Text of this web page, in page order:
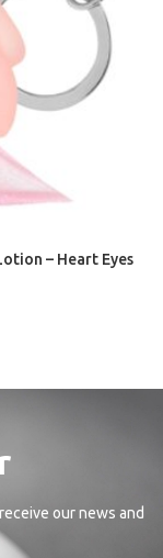
– Heart Eyes
our news and